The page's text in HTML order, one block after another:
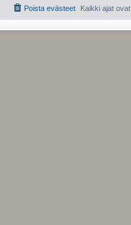
Kaikki ajat ovat
Poista evästeet